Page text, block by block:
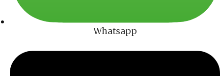
Whatsapp